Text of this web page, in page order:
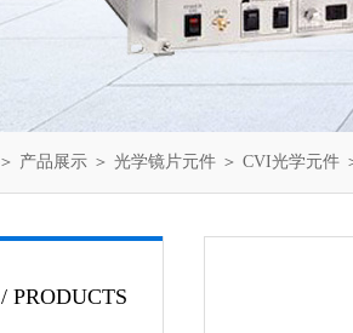
＞ 产品展示 ＞ 光学镜片元件 ＞ CVI光学元件
/ PRODUCTS